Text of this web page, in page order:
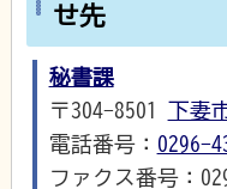
せ先
秘書課
〒304-8501 下妻
電話番号： 0296-
ファクス番号：